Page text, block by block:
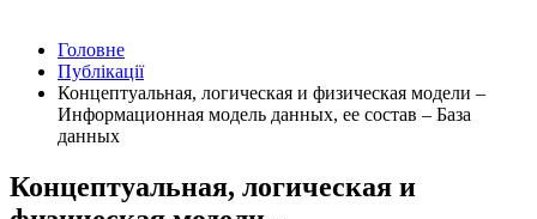
Головне
Публікації
Концептуальная, логическая и физическая модели –
Информационная модель данных, ее состав – База
данных
Концептуальная, логическая и